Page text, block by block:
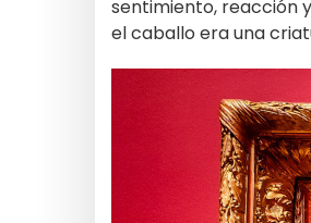
sentimiento, reacción y
el caballo era una